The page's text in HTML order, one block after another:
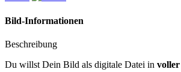
Bild-Informationen
Beschreibung
Du willst Dein Bild als digitale Datei in